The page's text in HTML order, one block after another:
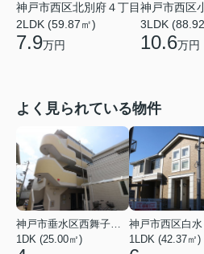
神戸市西区北別府４丁目
2LDK (59.87㎡)
7.9万円
神戸市西区
3LDK
10.6万円
よく見られている物件
神戸市垂水区西舞子２丁目
1DK (25.00㎡)
神戸市西区白水
1LDK (42.37㎡)